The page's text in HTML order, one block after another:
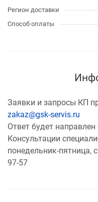
Регион доставки
Способ оплаты
Заявки и запросы КП
zakaz@gsk-servis.ru
Ответ будет
Консультации
понедельник-пятница,
97-57